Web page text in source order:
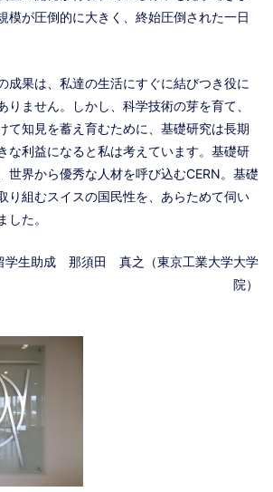
模が圧倒的に大きく、終始圧倒された一日
成果は、私達の生活にすぐに結びつき役に
りません。しかし、科学技術の芽を育て、
て知見を蓄え育むために、基礎研究は長期
な利益になると私は考えています。基礎研
世界から優秀な人材を呼び込むCERN。基礎
り組むスイスの国民性を、あらためて伺い
した。
学生助成 那須田 真之（東京工業大学大学
院）